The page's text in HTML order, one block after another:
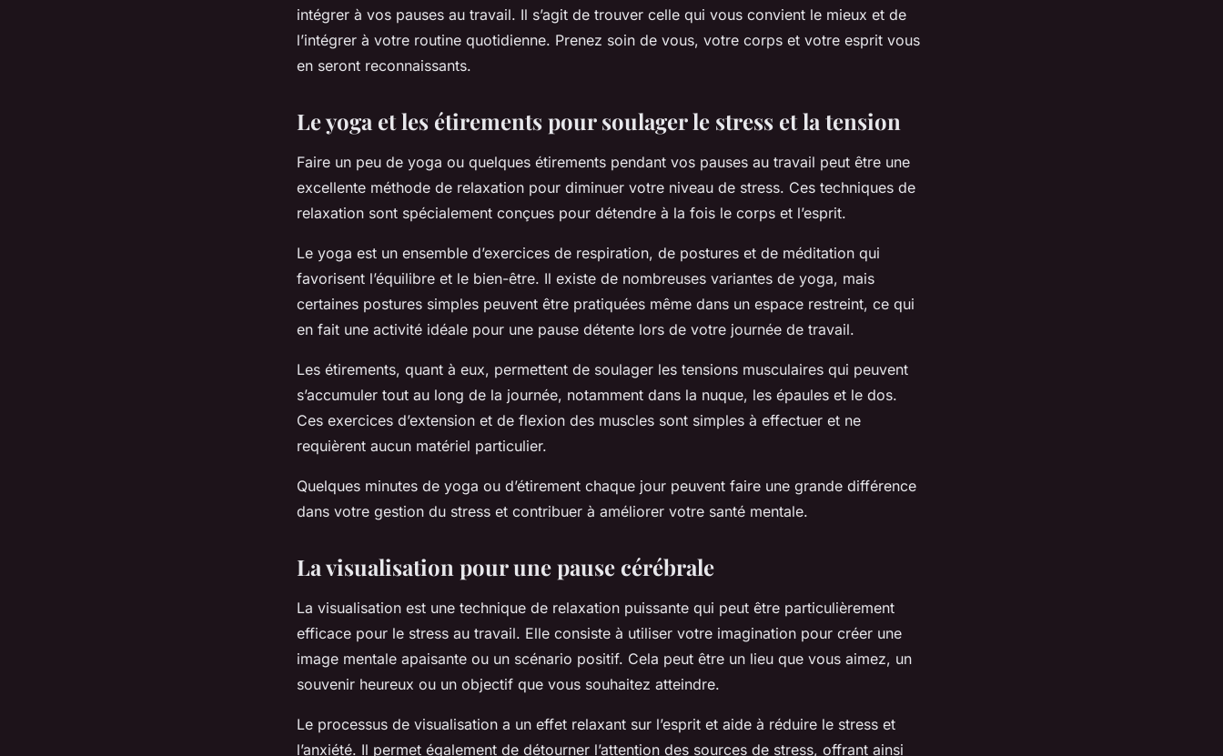
intégrer à vos pauses au travail. Il s’agit de trouver celle qui vous convient le mieux et de
l’intégrer à votre routine quotidienne. Prenez soin de vous, votre corps et votre esprit vous
en seront reconnaissants.
Le yoga et les étirements pour soulager le stress et la tension
Faire un peu de yoga ou quelques étirements pendant vos pauses au travail peut être une
excellente méthode de relaxation pour diminuer votre niveau de stress. Ces techniques de
relaxation sont spécialement conçues pour détendre à la fois le corps et l’esprit.
Le yoga est un ensemble d’exercices de respiration, de postures et de méditation qui
favorisent l’équilibre et le bien-être. Il existe de nombreuses variantes de yoga, mais
certaines postures simples peuvent être pratiquées même dans un espace restreint, ce qui
en fait une activité idéale pour une pause détente lors de votre journée de travail.
Les étirements, quant à eux, permettent de soulager les tensions musculaires qui peuvent
s’accumuler tout au long de la journée, notamment dans la nuque, les épaules et le dos.
Ces exercices d’extension et de flexion des muscles sont simples à effectuer et ne
requièrent aucun matériel particulier.
Quelques minutes de yoga ou d’étirement chaque jour peuvent faire une grande différence
dans votre gestion du stress et contribuer à améliorer votre santé mentale.
La visualisation pour une pause cérébrale
La visualisation est une technique de relaxation puissante qui peut être particulièrement
efficace pour le stress au travail. Elle consiste à utiliser votre imagination pour créer une
image mentale apaisante ou un scénario positif. Cela peut être un lieu que vous aimez, un
souvenir heureux ou un objectif que vous souhaitez atteindre.
Le processus de visualisation a un effet relaxant sur l’esprit et aide à réduire le stress et
l’anxiété. Il permet également de détourner l’attention des sources de stress, offrant ainsi